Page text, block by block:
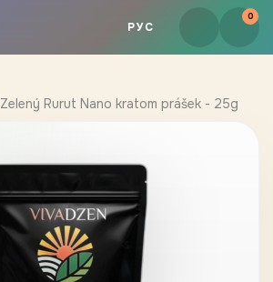
РУС
0
Zelený Rurut Nano kratom prášek - 25g